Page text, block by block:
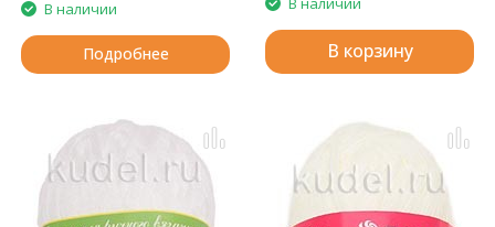
В наличии
Подробнее В корзину